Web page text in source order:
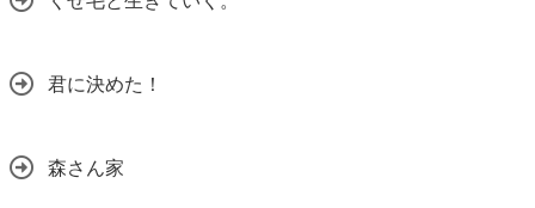
君に決めた！
森さん家